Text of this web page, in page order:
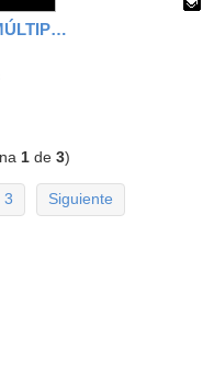
PREGUNTAS OPCIÓN MÚLTIPLE
1 de3)
3 Siguiente